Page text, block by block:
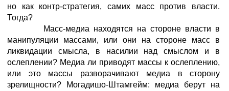
но как контр-стратегия, самих масс против власти.
Тогда?
Масс-медиа находятся на стороне власти в
манипуляции массами, или они на стороне масс в
ликвидации смысла, в насилии над смыслом и в
ослеплении? Медиа ли приводят массы к ослеплению,
или это массы разворачивают медиа в сторону
зрелищности? Могадишо-Штамгейм: медиа берут на